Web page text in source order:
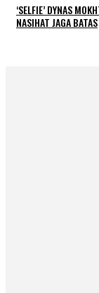
‘SELFIE’ DYNAS
NASIHAT JAGA BATAS